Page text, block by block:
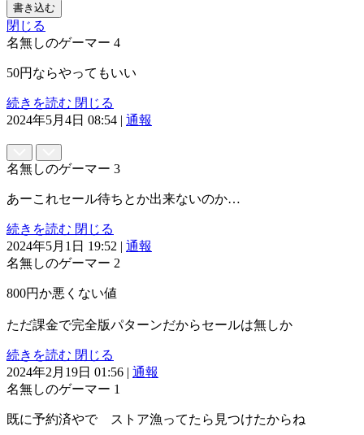
書き込む
閉じる
名無しのゲーマー 4
50円ならやってもいい
続きを読む 閉じる
2024年5月4日 08:54 | 通報
名無しのゲーマー 3
あーこれセール待ちとか出来ないのか…
続きを読む 閉じる
2024年5月1日 19:52 | 通報
名無しのゲーマー 2
800円か悪くない値
ただ課金で完全版パターンだからセールは無しか
続きを読む 閉じる
2024年2月19日 01:56 | 通報
名無しのゲーマー 1
既に予約済やで ストア漁ってたら見つけたからね